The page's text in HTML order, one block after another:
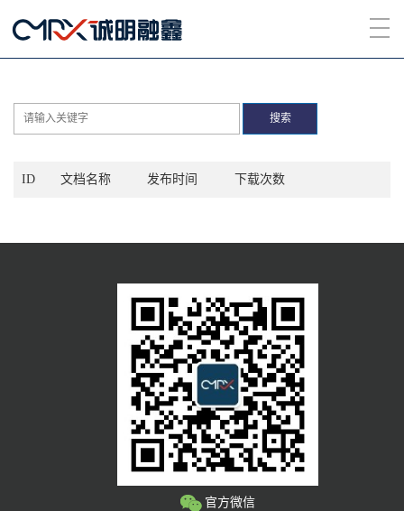
搜索
ID 文档名称 发布时间 下载次数
官方微信